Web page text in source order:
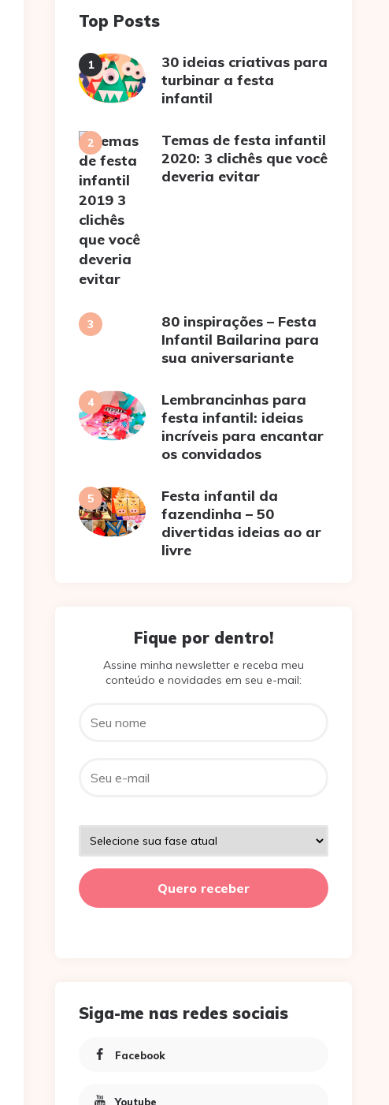
Top Posts
30 ideias criativas para
turbinar a festa
infantil
Temas de festa infantil
2020: 3 clichês que você
deveria evitar
80 inspirações – Festa
Infantil Bailarina para
sua aniversariante
Lembrancinhas para
festa infantil: ideias
incríveis para encantar
os convidados
Festa infantil da
fazendinha – 50
divertidas ideias ao ar
livre
Fique por dentro!
Assine minha newsletter e receba meu
conteúdo e novidades em seu e-mail:
Siga-me nas redes sociais
Facebook
Youtube